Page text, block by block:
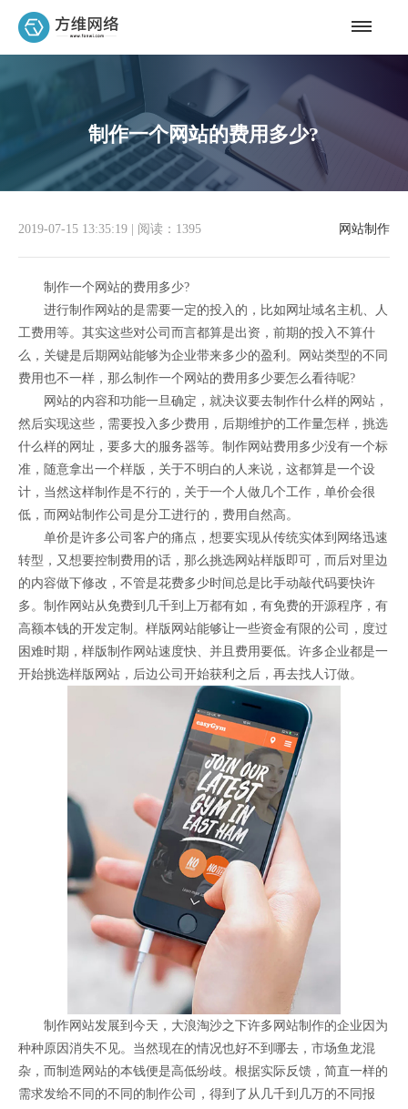
制作一个网站的费用多少?
网站制作
2019-07-15 13:35:19 阅读：1395
制作一个网站的费用多少?
进行制作网站的是需要一定的投入的，比如网址域名主机、人
工费用等。其实这些对公司而言都算是出资，前期的投入不算什
么，关键是后期网站能够为企业带来多少的盈利。网站类型的不同
费用也不一样，那么制作一个网站的费用多少要怎么看待呢?
网站的内容和功能一旦确定，就决议要去制作什么样的网站，
然后实现这些，需要投入多少费用，后期维护的工作量怎样，挑选
什么样的网址，要多大的服务器等。制作网站费用多少没有一个标
准，随意拿出一个样版，关于不明白的人来说，这都算是一个设
计，当然这样制作是不行的，关于一个人做几个工作，单价会很
低，而网站制作公司是分工进行的，费用自然高。
单价是许多公司客户的痛点，想要实现从传统实体到网络迅速
转型，又想要控制费用的话，那么挑选网站样版即可，而后对里边
的内容做下修改，不管是花费多少时间总是比手动敲代码要快许
多。制作网站从免费到几千到上万都有如，有免费的开源程序，有
高额本钱的开发定制。样版网站能够让一些资金有限的公司，度过
困难时期，样版制作网站速度快、并且费用要低。许多企业都是一
开始挑选样版网站，后边公司开始获利之后，再去找人订做。
制作网站发展到今天，大浪淘沙之下许多网站制作的企业因为
种种原因消失不见。当然现在的情况也好不到哪去，市场鱼龙混
杂，而制造网站的本钱便是高低纷歧。根据实际反馈，简直一样的
需求发给不同的不同的制作公司，得到了从几千到几万的不同报